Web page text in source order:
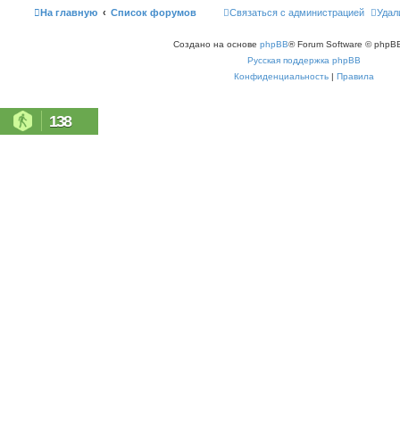
На главную Список форумов Связаться с администрацией
Создано на основе phpBB® Forum Software ©
Русская поддержка phpBB
Конфиденциальность | Правила
138